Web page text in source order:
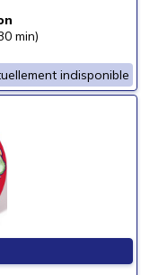
min)
indisponible